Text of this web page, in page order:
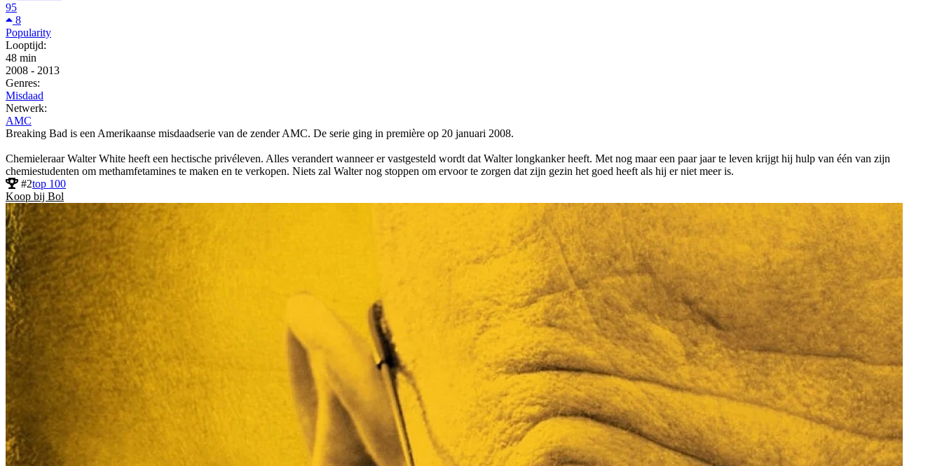
95
8
Popularity
Looptijd:
48 min
2008 - 2013
Genres:
Misdaad
Netwerk:
AMC
Breaking Bad is een Amerikaanse misdaadserie van de zender AMC. De serie ging in première op 20 januari 2008.
Chemieleraar Walter White heeft een hectische privéleven. Alles verandert wanneer er vastgesteld wordt dat Walter longkanker heeft. Met nog maar een paar jaar te leven krijgt hij hulp van één van zijn
chemiestudenten om methamfetamines te maken en te verkopen. Niets zal Walter nog stoppen om ervoor te zorgen dat zijn gezin het goed heeft als hij er niet meer is.
#2top 100
Koop bij Bol